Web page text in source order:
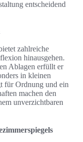
entscheidend
zahlreiche
hinausgehen.
Ablagen erfüllt er
in kleinen
für Ordnung und ein
machen den
unverzichtbaren